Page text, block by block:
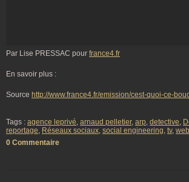
Par Lise PRESSAC pour france4.fr
En savoir plus :
Source http://www.france4.fr/emission/cest-quoi-ce-
Tags : agence leprivé, arnaud pelletier, arp, detective,
reportage, Réseaux sociaux, social engineering, tv, web
0 Commentaire